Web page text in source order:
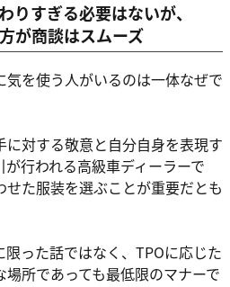
りすぎる必要はないが、
が商談はスムーズ
を使う人がいるのは一体なぜで
に対する敬意と自分自身を表現す
行われる高級車ディーラーで
た服装を選ぶことが重要だとも
った話ではなく、TPOに応じた
所であっても最低限のマナーで